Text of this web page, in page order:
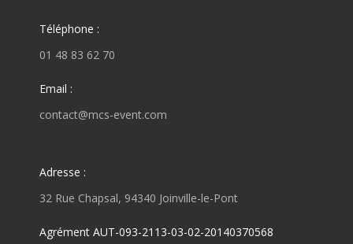
Téléphone :
01 48 83 62 70
Email :
contact@mcs-event.com
Adresse :
32 Rue Chapsal, 94340 Joinville-le-Pont
Agrément AUT-093-2113-03-02-20140370568